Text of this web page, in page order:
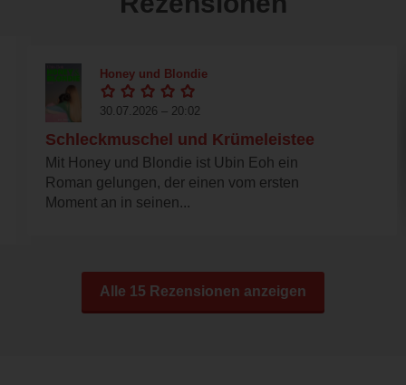
Honey und Blondie
30.07.2026 – 20:02
Schleckmuschel und Krümeleistee
Mit Honey und Blondie ist Ubin Eoh ein
Roman gelungen, der einen vom ersten
Moment an in seinen...
Alle 15 Rezensionen anzeigen